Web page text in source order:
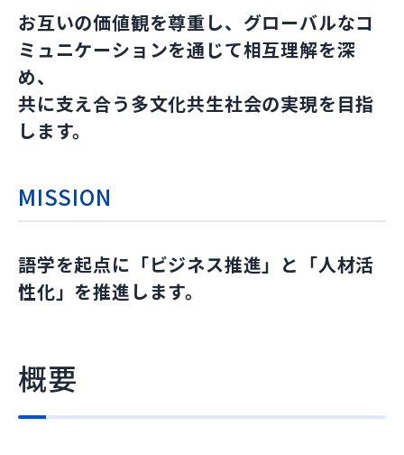
お互いの価値観を尊重し、グローバルなコ
ミュニケーションを通じて相互理解を深
め、
共に支え合う多文化共生社会の実現を目指
します。
MISSION
語学を起点に「ビジネス推進」と「人材活
性化」を推進します。
概要